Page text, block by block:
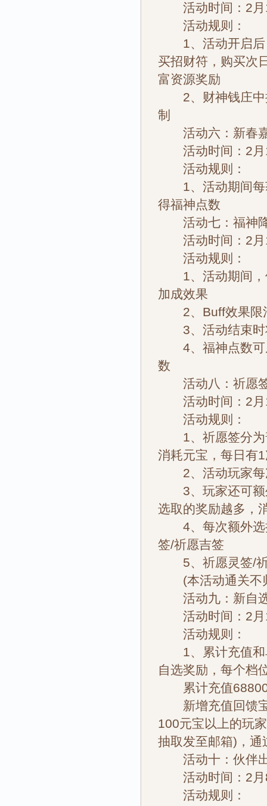
活动时间：2月
活动规则：
1、活动开启后
买招财符，购买次
富资源奖励
2、财神钱庄中
制
活动六：新春嘉
活动时间：2月
活动规则：
1、活动期间每
得福神点数
活动七：福神
活动时间：2月
活动规则：
1、活动期间，
加成效果
2、Buff效果限活
3、活动结束时
4、福神点数可
数
活动八：祈愿
活动时间：2月
活动规则：
1、祈愿签分为
消耗元宝，每日有
2、活动玩家每
3、玩家还可额
选取的奖励越多，
4、每次额外选
签/祈愿吉签
5、祈愿灵签/祈
(本活动通关不
活动九：新自
活动时间：2月
活动规则：
1、累计充值和
自选奖励，每个档
累计充值68800
新增充值回馈宝
100元宝以上的玩
抽取发至邮箱)，通
活动十：伙伴
活动时间：2月
活动规则：